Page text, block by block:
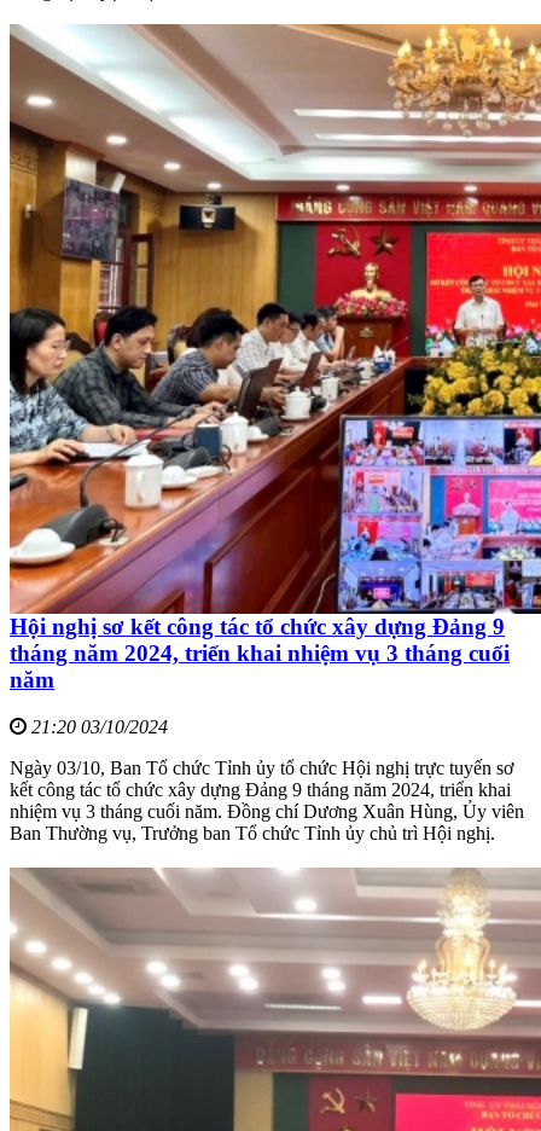
Hội nghị sơ kết công tác tổ chức xây dựng Đảng 9
tháng năm 2024, triển khai nhiệm vụ 3 tháng cuối
năm
21:20 03/10/2024
Ngày 03/10, Ban Tổ chức Tỉnh ủy tổ chức Hội nghị trực tuyến sơ
kết công tác tổ chức xây dựng Đảng 9 tháng năm 2024, triển khai
nhiệm vụ 3 tháng cuối năm. Đồng chí Dương Xuân Hùng, Ủy viên
Ban Thường vụ, Trưởng ban Tổ chức Tỉnh ủy chủ trì Hội nghị.